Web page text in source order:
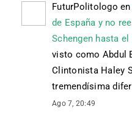
FuturPolitologo en
de España y no
Schengen hasta
visto como Abdul
Clintonista Haley
tremendísima
Ago 7, 20:49